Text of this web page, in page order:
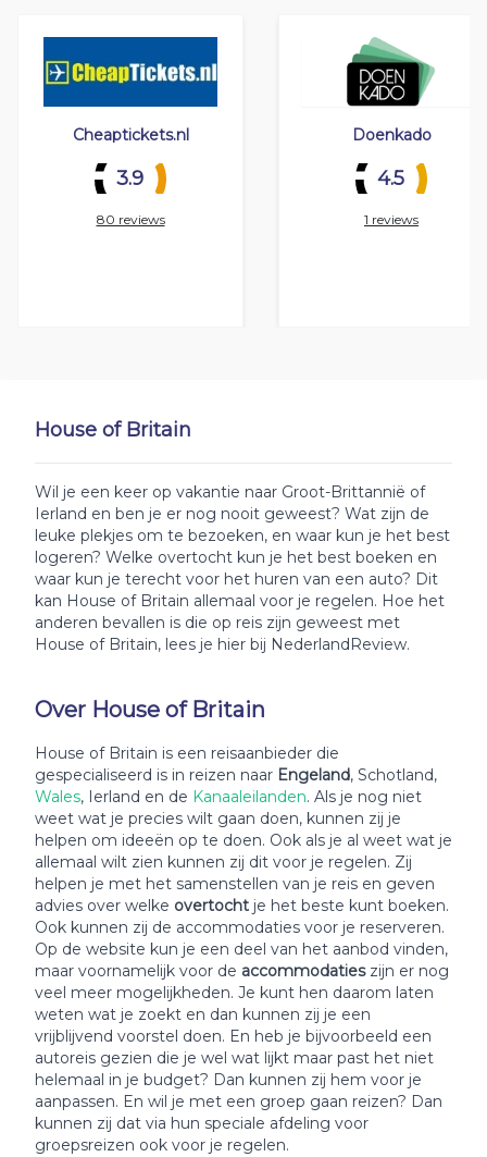
House of Britain
Wil je een keer op vakantie naar Groot-Brittannië of
Ierland en ben je er nog nooit geweest? Wat zijn de
leuke plekjes om te bezoeken, en waar kun je het best
logeren? Welke overtocht kun je het best boeken en
waar kun je terecht voor het huren van een auto? Dit
kan House of Britain allemaal voor je regelen. Hoe het
anderen bevallen is die op reis zijn geweest met
House of Britain, lees je hier bij NederlandReview.
Over House of Britain
House of Britain is een reisaanbieder die
gespecialiseerd is in reizen naar Engeland, Schotland,
Wales, Ierland en de Kanaaleilanden. Als je nog niet
weet wat je precies wilt gaan doen, kunnen zij je
helpen om ideeën op te doen. Ook als je al weet wat je
allemaal wilt zien kunnen zij dit voor je regelen. Zij
helpen je met het samenstellen van je reis en geven
advies over welke overtocht je het beste kunt boeken.
Ook kunnen zij de accommodaties voor je reserveren.
Op de website kun je een deel van het aanbod vinden,
maar voornamelijk voor de accommodaties zijn er nog
veel meer mogelijkheden. Je kunt hen daarom laten
weten wat je zoekt en dan kunnen zij je een
vrijblijvend voorstel doen. En heb je bijvoorbeeld een
autoreis gezien die je wel wat lijkt maar past het niet
helemaal in je budget? Dan kunnen zij hem voor je
aanpassen. En wil je met een groep gaan reizen? Dan
kunnen zij dat via hun speciale afdeling voor
groepsreizen ook voor je regelen.
Cheaptickets.nl
3.9
80 reviews
Doenkado
4.5
1 reviews